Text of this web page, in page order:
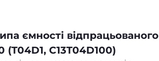
ємності відпрацьованого
C13T04D100)